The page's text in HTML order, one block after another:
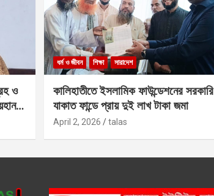
ও
ধর্ম ও জীবন শিক্ষা সারাদেশ
কালিহাতীতে ইসলামিক ফাউন্ডেশনের সরকারি
যাকাত ফান্ডে প্রায় দুই লাখ টাকা জমা
April 2, 2026 talas